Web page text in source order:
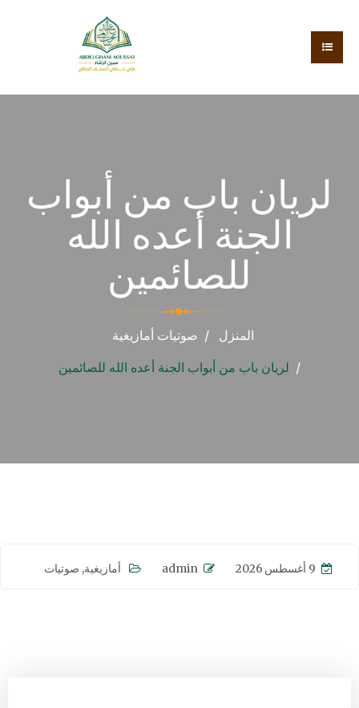
لريان باب من أبواب
الجنة أعده الله
للصائمين
المنزل صوتيات أمازيغية
لريان باب من أبواب الجنة أعده الله للصائمين
9 أغسطس 2026 admin أمازيغية, صوتيات